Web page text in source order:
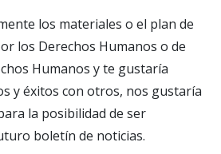
los materiales o el plan de
los Derechos Humanos o de
Humanos y te gustaría
y éxitos con otros, nos gustaría
la posibilidad de ser
boletín de noticias.